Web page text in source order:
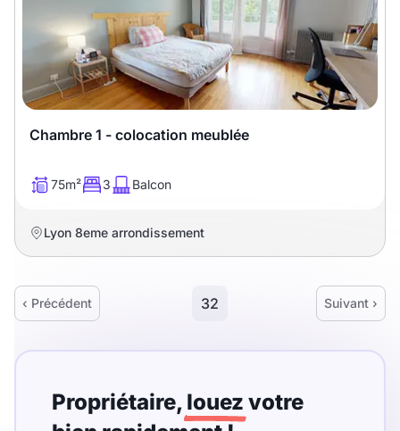
Chambre 1 - colocation meublée
75m² 3 Balcon
Lyon 8eme arrondissement
‹ Précédent 32 Suivant ›
Propriétaire, louez votre